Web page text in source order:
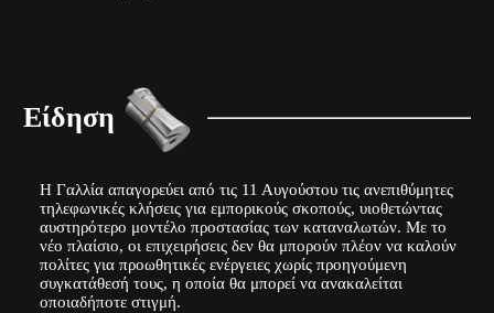
Είδηση
Η Γαλλία απαγορεύει από τις 11 Αυγούστου τις ανεπιθύμητες
τηλεφωνικές κλήσεις για εμπορικούς σκοπούς, υιοθετώντας
αυστηρότερο μοντέλο προστασίας των καταναλωτών. Με το
νέο πλαίσιο, οι επιχειρήσεις δεν θα μπορούν πλέον να καλούν
πολίτες για προωθητικές ενέργειες χωρίς προηγούμενη
συγκατάθεσή τους, η οποία θα μπορεί να ανακαλείται
οποιαδήποτε στιγμή.